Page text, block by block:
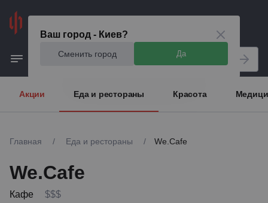
Ваш город - Киев?
Сменить город Да
Акции Еда и рестораны Красота
Главная / Еда и рестораны / We.Cafe
We.Cafe
Кафе $$$